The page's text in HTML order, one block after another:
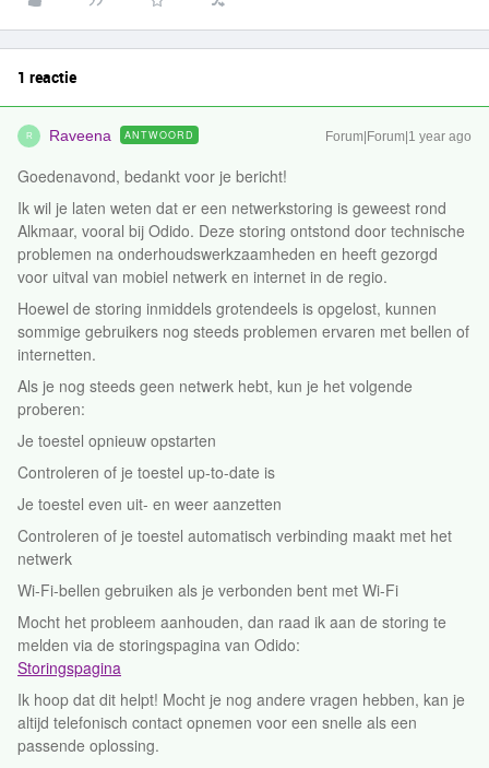
1 reactie
R Raveena ANTWOORD Forum|Forum|1 year ago
Goedenavond, bedankt voor je bericht!
Ik wil je laten weten dat er een netwerkstoring is geweest rond
Alkmaar, vooral bij Odido. Deze storing ontstond door technische
problemen na onderhoudswerkzaamheden en heeft gezorgd
voor uitval van mobiel netwerk en internet in de regio.
Hoewel de storing inmiddels grotendeels is opgelost, kunnen
sommige gebruikers nog steeds problemen ervaren met bellen of
internetten.
Als je nog steeds geen netwerk hebt, kun je het volgende
proberen:
Je toestel opnieuw opstarten
Controleren of je toestel up-to-date is
Je toestel even uit- en weer aanzetten
Controleren of je toestel automatisch verbinding maakt met het
netwerk
Wi-Fi-bellen gebruiken als je verbonden bent met Wi-Fi
Mocht het probleem aanhouden, dan raad ik aan de storing te
melden via de storingspagina van Odido:
Storingspagina
Ik hoop dat dit helpt! Mocht je nog andere vragen hebben, kan je
altijd telefonisch contact opnemen voor een snelle als een
passende oplossing.